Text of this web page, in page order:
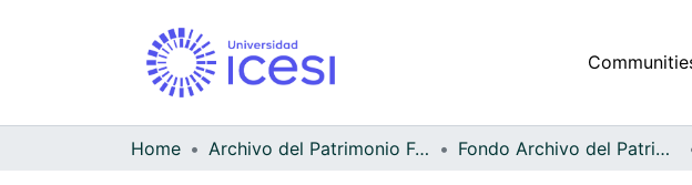
Home Archivo del Patrimonio Fotográfico y Fílmico del Valle del Cauca Fondo Archivo del Patrimonio Fotográfico y Fílmico del Valle del Cauca